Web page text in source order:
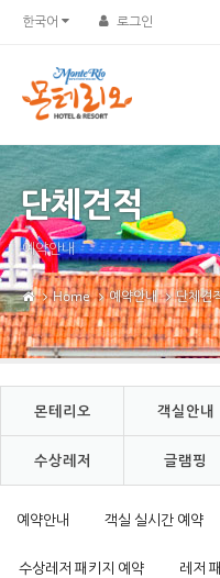
한국어 로그인
단체견적
예약안내
Home 예약안내 단체견
몬테리오 객실안내
수상레저 글램핑
예약안내 객실 실시간 예약
수상레저 패키지 예약 레저
Sketchbook5,